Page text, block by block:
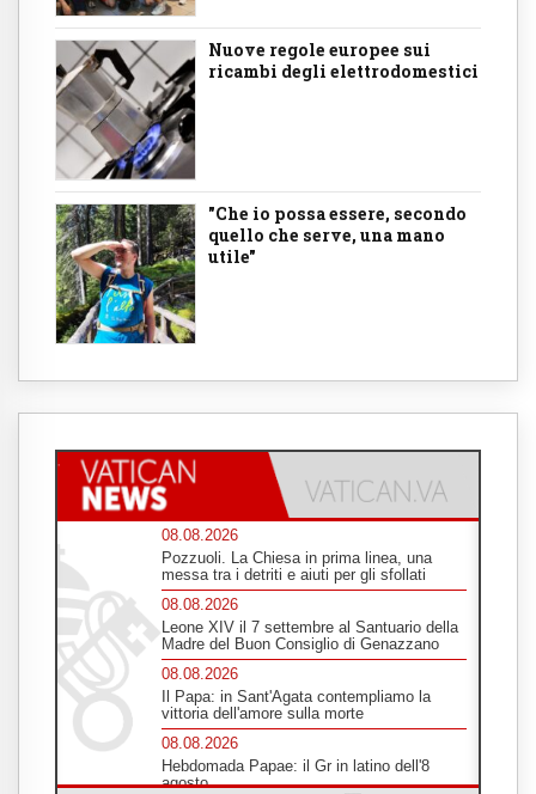
Nuove regole europee sui
ricambi degli elettrodomestici
"Che io possa essere, secondo
quello che serve, una mano
utile"
08.08.2026
Pozzuoli. La Chiesa in prima linea, una
messa tra i detriti e aiuti per gli sfollati
08.08.2026
Leone XIV il 7 settembre al Santuario della
Madre del Buon Consiglio di Genazzano
08.08.2026
Il Papa: in Sant'Agata contempliamo la
vittoria dell'amore sulla morte
08.08.2026
Hebdomada Papae: il Gr in latino dell'8
agosto